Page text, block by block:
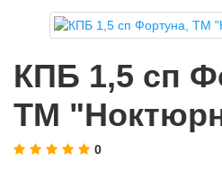
КПБ 1,5 сп
ТМ
0